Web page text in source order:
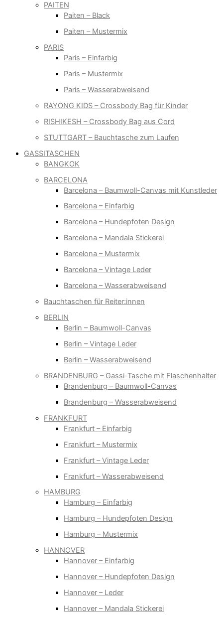
PAITEN
Paiten – Black
Paiten – Mustermix
PARIS
Paris – Einfarbig
Paris – Mustermix
Paris – Wasserabweisend
RAYONG KIDS – Crossbody Bag für Kinder
RISHIKESH – Crossbody Bag aus Cord
STUTTGART – Bauchtasche zum Laufen
GASSITASCHEN
BANGKOK
BARCELONA
Barcelona – Baumwoll-Canvas mit Kunstleder
Barcelona – Einfarbig
Barcelona – Hundepfoten Design
Barcelona – Mandala Stickerei
Barcelona – Mustermix
Barcelona – Vintage Leder
Barcelona – Wasserabweisend
Bauchtaschen für Reiter:innen
BERLIN
Berlin – Baumwoll-Canvas
Berlin – Vintage Leder
Berlin – Wasserabweisend
BRANDENBURG – Gassi-Tasche mit Flaschenhalter
Brandenburg – Baumwoll-Canvas
Brandenburg – Wasserabweisend
FRANKFURT
Frankfurt – Einfarbig
Frankfurt – Mustermix
Frankfurt – Vintage Leder
Frankfurt – Wasserabweisend
HAMBURG
Hamburg – Einfarbig
Hamburg – Hundepfoten Design
Hamburg – Mustermix
HANNOVER
Hannover – Einfarbig
Hannover – Hundepfoten Design
Hannover – Leder
Hannover – Mandala Stickerei